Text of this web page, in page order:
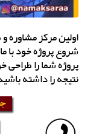
اولین مرکز مشاوره و
شروع پروژه خود با
پروژه شما را طراحی
نتیجه را داشته